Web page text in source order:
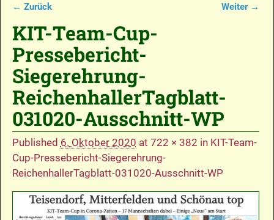
← Zurück Weiter →
KIT-Team-Cup-
Pressebericht-
Siegerehrung-
ReichenhallerTagblatt-
031020-Ausschnitt-WP
Published 6. Oktober 2020 at 722 × 382 in KIT-Team-
Cup-Pressebericht-Siegerehrung-
ReichenhallerTagblatt-031020-Ausschnitt-WP